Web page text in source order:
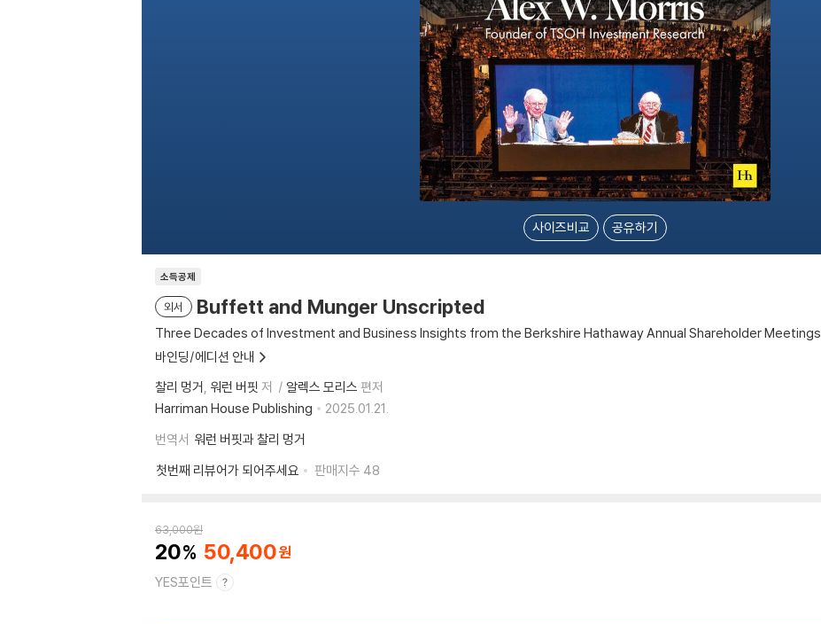
사이즈비교 공유하기
소득공제
외서 Buffett and Munger Unscripted
Three Decades of Investment and Business Insights from the Berkshire Hathaway Annual Shareholder Meetings
바인딩/에디션 안내
찰리 멍거 워런 버핏 저 알렉스 모리스 편저
Harriman House Publishing
2025.01.21.
번역서 워런 버핏과 찰리 멍거
첫번째 리뷰어가 되어주세요
판매지수 48
63,000원
20 50,400
YES포인트